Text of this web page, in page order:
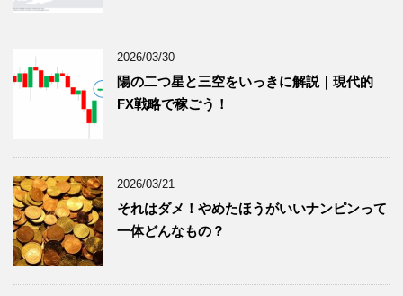
2026/03/30
陽の二つ星と三空をいっきに解説｜現代的
FX戦略で稼ごう！
2026/03/21
それはダメ！やめたほうがいいナンピンって
一体どんなもの？